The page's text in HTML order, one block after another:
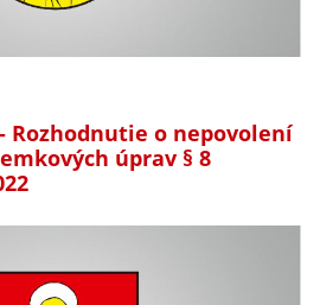
Rozhodnutie o nepovolení
úprav § 8